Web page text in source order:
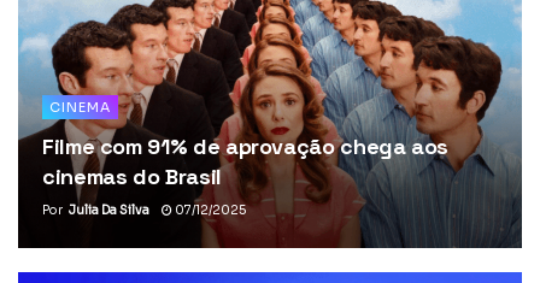
CINEMA
Filme com 91% de aprovação chega aos
cinemas do Brasil
Por Julia Da Silva 07/12/2025